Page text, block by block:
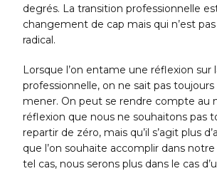
degrés. La transition professionnelle
changement de cap mais qui n’est
radical.
Lorsque l’on entame une réflexion sur
professionnelle, on ne sait pas
mener. On peut se rendre compte au
réflexion que nous ne souhaitons pas
repartir de zéro, mais qu’il s’agit plus
que l’on souhaite accomplir dans notre
tel cas, nous serons plus dans le cas